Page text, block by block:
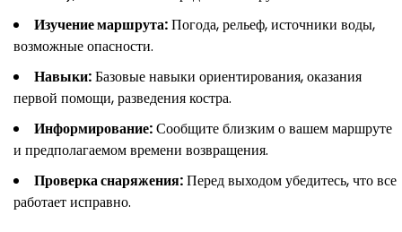
Изучение маршрута:Погода, рельеф, источники воды,
возможные опасности.
Навыки:Базовые навыки ориентирования, оказания
первой помощи, разведения костра.
Информирование:Сообщите близким о вашем маршруте
и предполагаемом времени возвращения.
Проверка снаряжения:Перед выходом убедитесь, что все
работает исправно.